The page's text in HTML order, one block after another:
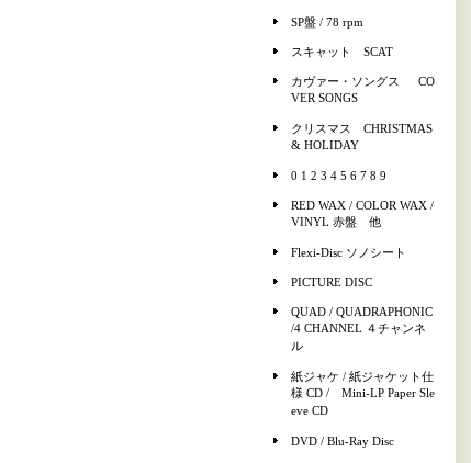
SP盤 / 78 rpm
スキャット SCAT
カヴァー・ソングス CO
VER SONGS
クリスマス CHRISTMAS
& HOLIDAY
0 1 2 3 4 5 6 7 8 9
RED WAX / COLOR WAX /
VINYL 赤盤 他
Flexi-Disc ソノシート
PICTURE DISC
QUAD / QUADRAPHONIC
/4 CHANNEL ４チャンネ
ル
紙ジャケ / 紙ジャケット仕
様 CD / Mini-LP Paper Sle
eve CD
DVD / Blu-Ray Disc